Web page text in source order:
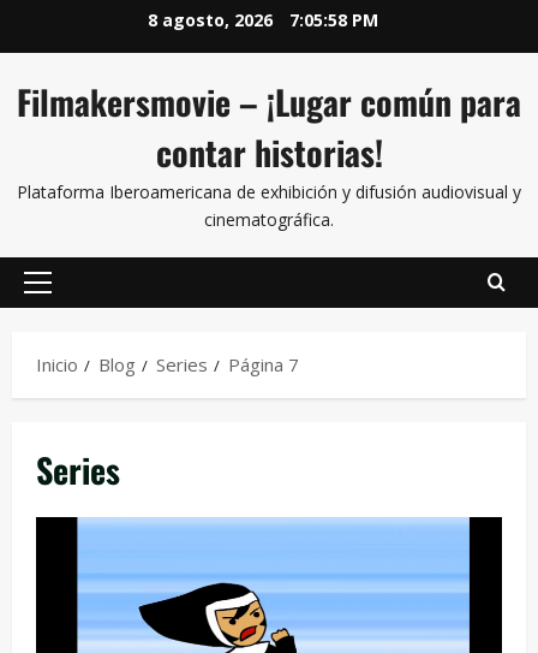
8 agosto, 2026 7:06:00 PM
Filmakersmovie – ¡Lugar común para
contar historias!
Plataforma Iberoamericana de exhibición y difusión audiovisual y
cinematográfica.
Inicio Blog Series Página 7
Series